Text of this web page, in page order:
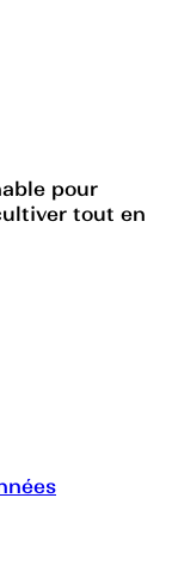
pour
tout en